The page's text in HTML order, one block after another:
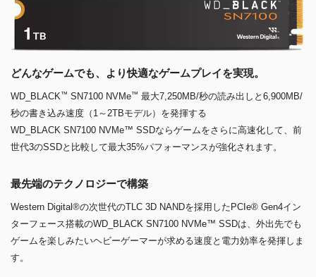
どんなゲームでも、より快適なゲームプレイを実現。
WD_BLACK™ SN7100 NVMe™ 最大7,250MB/秒の読み出しと6,900MB/
秒の書き込み速度（1～2TBモデル）を発揮する
WD_BLACK SN7100 NVMe™ SSDならゲームをさらに高速化して、前
世代3のSSDと比較して最大35%パフォーマンスが強化されます。
最先端のテクノロジーで構築
Western Digital®の次世代のTLC 3D NANDを採用したPCIe® Gen4イン
ターフェース搭載のWD_BLACK SN7100 NVMe™ SSDは、外出先でも
ゲームを楽しみたいヘビーゲーマーが求める速度と電力効率を発揮しま
す。